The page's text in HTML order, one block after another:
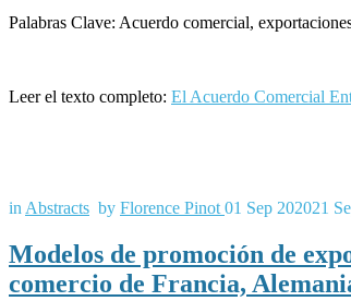
Palabras Clave: Acuerdo comercial,
Leer el texto completo: El Acuerdo Comercial
in Abstracts by Florence Pinot 01 Sep 202021
Modelos de promoción de
comercio de Francia,